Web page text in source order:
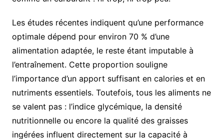
Les études récentes indiquent qu’une performance
optimale dépend pour environ 70 % d’une
alimentation adaptée, le reste étant imputable à
l’entraînement. Cette proportion souligne
l’importance d’un apport suffisant en calories et en
nutriments essentiels. Toutefois, tous les aliments ne
se valent pas : l’indice glycémique, la densité
nutritionnelle ou encore la qualité des graisses
ingérées influent directement sur la capacité à